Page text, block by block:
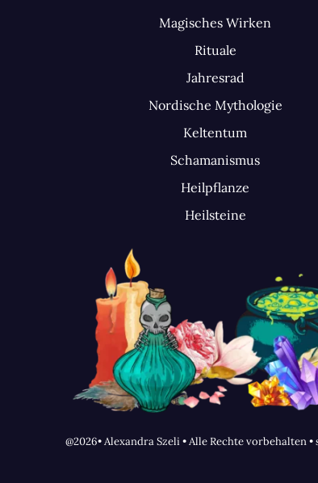
Magisches Wirken
Rituale
Jahresrad
Nordische Mythologie
Keltentum
Schamanismus
Heilpflanze
Heilsteine
@2026• Alexandra Szeli • Alle Rechte vorbehalten •